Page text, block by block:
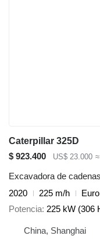
Caterpillar 325D
$ 923.400
US$ 23.000
Excavadora de cadenas
2020
225 m/h
Potencia 225 kW (306
China, Shanghai